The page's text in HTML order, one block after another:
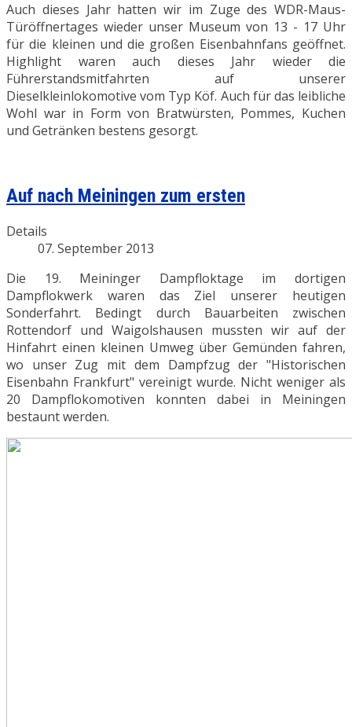
Auch dieses Jahr hatten wir im Zuge des WDR-Maus-
Türöffnertages wieder unser Museum von 13 - 17 Uhr
für die kleinen und die großen Eisenbahnfans geöffnet.
Highlight waren auch dieses Jahr wieder die
Führerstandsmitfahrten auf unserer
Dieselkleinlokomotive vom Typ Köf. Auch für das leibliche
Wohl war in Form von Bratwürsten, Pommes, Kuchen
und Getränken bestens gesorgt.
Auf nach Meiningen zum ersten
Details
07. September 2013
Die 19. Meininger Dampfloktage im dortigen
Dampflokwerk waren das Ziel unserer heutigen
Sonderfahrt. Bedingt durch Bauarbeiten zwischen
Rottendorf und Waigolshausen mussten wir auf der
Hinfahrt einen kleinen Umweg über Gemünden fahren,
wo unser Zug mit dem Dampfzug der "Historischen
Eisenbahn Frankfurt" vereinigt wurde. Nicht weniger als
20 Dampflokomotiven konnten dabei in Meiningen
bestaunt werden.